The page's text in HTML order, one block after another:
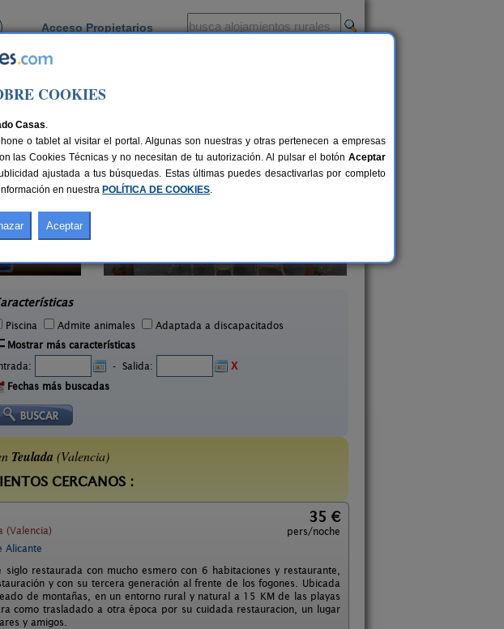
Acceso Propietarios
Piscina Admite animales
Adaptada a discapacitados
Mostrar más características
- Salida:
X
Fechas más buscadas
Teulada (Valencia)
CERCANOS :
(Valencia)
35 €
pers/noche
Alicante
restaurada con mucho esmero con 6 habitaciones y restaurante,
y con su tercera generación al frente de los fogones. Ubicada
de montañas, en un entorno rural y natural a 15 KM de las playas
como trasladado a otra época por su cuidada restauracion, un lugar
y amigos.
COOKIES
Casas.
o tablet al visitar el portal. Algunas son nuestras y otras pertenecen a empresas
las Cookies Técnicas y no necesitan de tu autorización. Al pulsar el botón Aceptar
ajustada a tus búsquedas. Estas últimas puedes desactivarlas por completo
en nuestra POLÍTICA DE COOKIES.